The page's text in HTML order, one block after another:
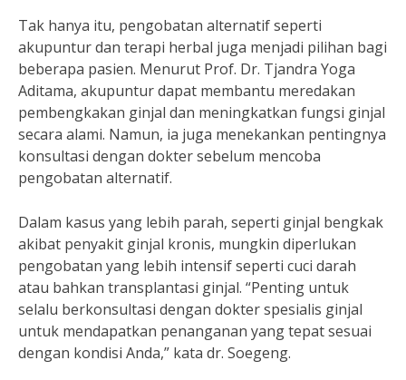
Tak hanya itu, pengobatan alternatif seperti
akupuntur dan terapi herbal juga menjadi pilihan bagi
beberapa pasien. Menurut Prof. Dr. Tjandra Yoga
Aditama, akupuntur dapat membantu meredakan
pembengkakan ginjal dan meningkatkan fungsi ginjal
secara alami. Namun, ia juga menekankan pentingnya
konsultasi dengan dokter sebelum mencoba
pengobatan alternatif.
Dalam kasus yang lebih parah, seperti ginjal bengkak
akibat penyakit ginjal kronis, mungkin diperlukan
pengobatan yang lebih intensif seperti cuci darah
atau bahkan transplantasi ginjal. “Penting untuk
selalu berkonsultasi dengan dokter spesialis ginjal
untuk mendapatkan penanganan yang tepat sesuai
dengan kondisi Anda,” kata dr. Soegeng.